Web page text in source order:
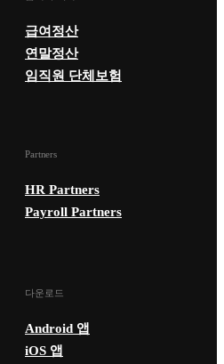
급여정산
연말정산
임직원 단체보험
Partners
HR Partners
Payroll Partners
다운로드
Android 앱
iOS 앱